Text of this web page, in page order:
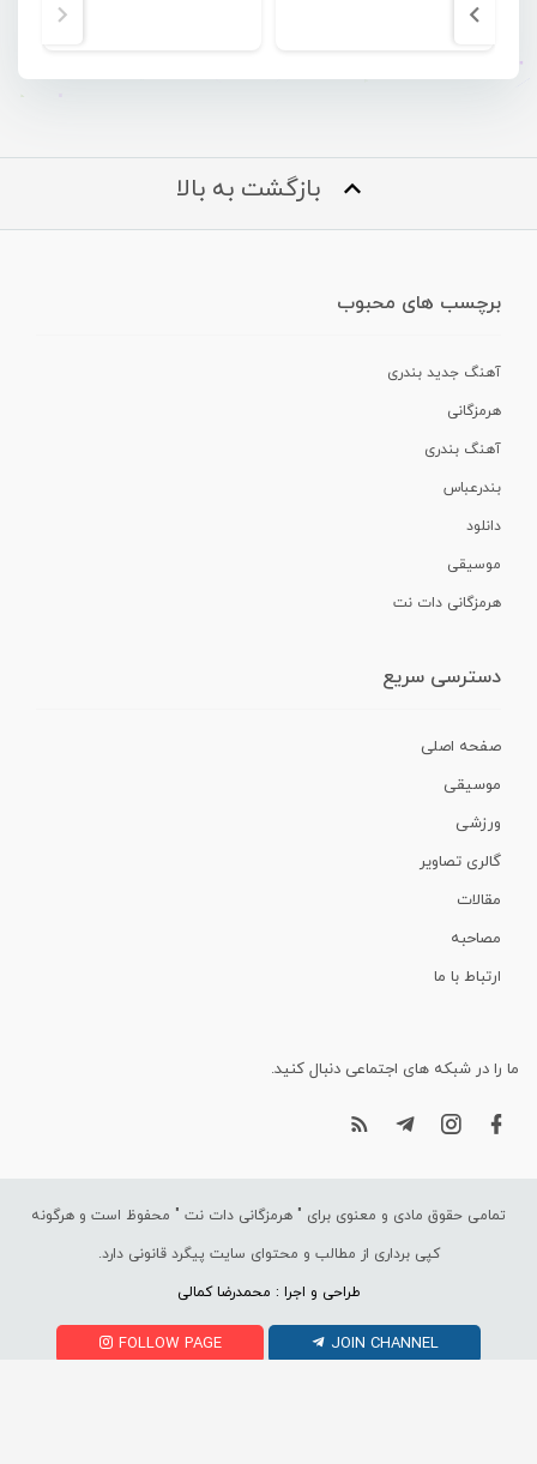
بازگشت به بالا
برچسب های محبوب
آهنگ جدید بندری
هرمزگانی
آهنگ بندری
بندرعباس
دانلود
موسیقی
هرمزگانی دات نت
دسترسی سریع
صفحه اصلی
موسیقی
ورزشی
گالری تصاویر
مقالات
مصاحبه
ارتباط با ما
ما را در شبکه های اجتماعی دنبال کنید.
تمامی حقوق مادی و معنوی برای " هرمزگانی دات نت " محفوظ است و هرگونه
کپی برداری از مطالب و محتوای سایت پیگرد قانونی دارد.
طراحی و اجرا : محمدرضا کمالی
FOLLOW PAGE JOIN CHANNEL